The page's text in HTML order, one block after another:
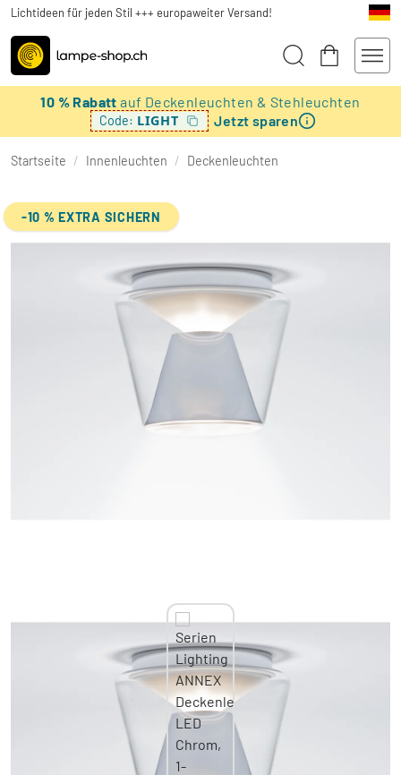
Lichtideen für jeden Stil +++ europaweiter Versand!
10 % Rabattauf Deckenleuchten & Stehleuchten
Code: LIGHT Jetzt sparen
Startseite / Innenleuchten / Deckenleuchten
-10 % EXTRA SICHERN